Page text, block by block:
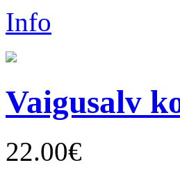
Info
Vaigusalv
22.00€